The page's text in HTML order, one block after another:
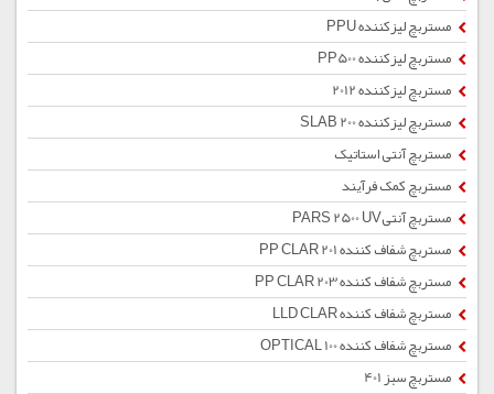
مستربچ لیزکننده PPU
مستربچ لیزکننده PP500
مستربچ لیزکننده 2012
مستربچ لیزکننده SLAB 200
مستربچ آنتی استاتیک
مستربچ کمک فرآیند
مستربچ آنتیPARS 2500 UV
مستربچ شفاف کننده PP CLAR 201
مستربچ شفاف کننده PP CLAR 203
مستربچ شفاف کننده LLD CLAR
مستربچ شفاف کننده OPTICAL 100
مستربچ سبز 401